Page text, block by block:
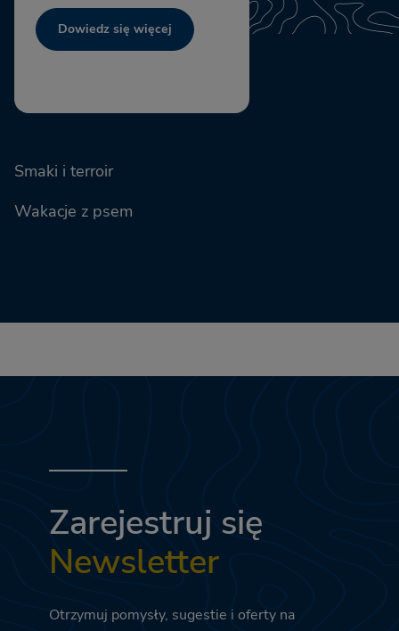
Dowiedz się więcej
Smaki i terroir
Wakacje z psem
Zarejestruj się
Newsletter
Otrzymuj pomysły, sugestie i oferty na